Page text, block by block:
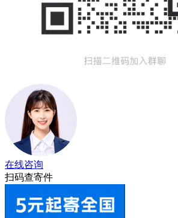
在线咨询
扫码查寄件